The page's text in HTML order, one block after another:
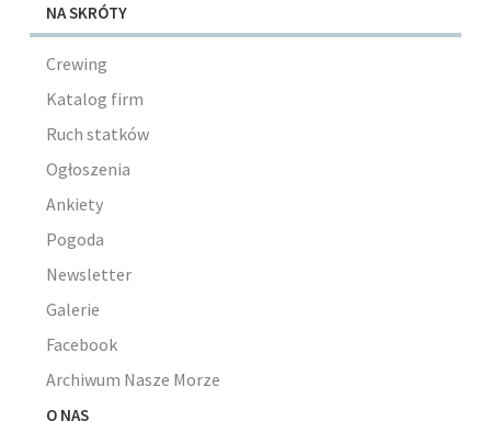
NA SKRÓTY
Crewing
Katalog firm
Ruch statków
Ogłoszenia
Ankiety
Pogoda
Newsletter
Galerie
Facebook
Archiwum Nasze Morze
O NAS